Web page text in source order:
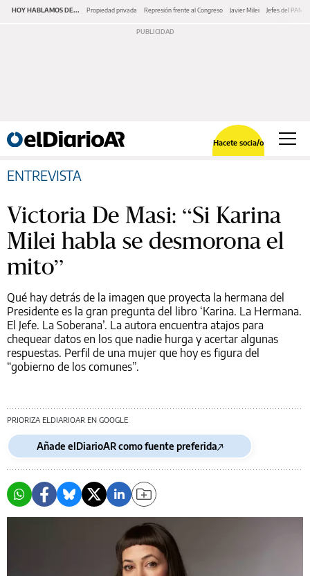
HOY HABLAMOS DE... Propiedad privada Represión frente al Congreso Javier Milei Jefes del PAMI
Hacete socia/o
ENTREVISTA
Victoria De Masi: “Si Karina
Milei habla se desmorona el
mito”
Qué hay detrás de la imagen que proyecta la hermana del
Presidente es la gran pregunta del libro ‘Karina. La Hermana.
El Jefe. La Soberana’. La autora encuentra atajos para
chequear datos en los que nadie hurga y acertar algunas
respuestas. Perfil de una mujer que hoy es figura del
“gobierno de los comunes”.
PRIORIZA ELDIARIOAR EN GOOGLE
Añade elDiarioAR como fuente preferida